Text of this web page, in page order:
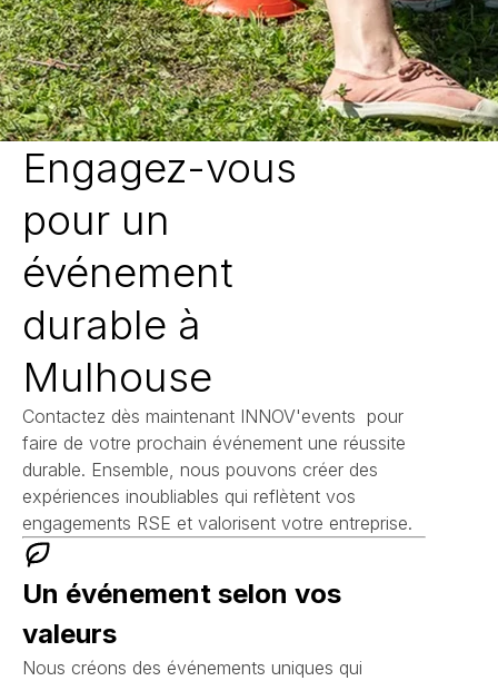
Engagez-vous
pour un
événement
durable à
Mulhouse
Contactez dès maintenant INNOV'events pour
faire de votre prochain événement une réussite
durable. Ensemble, nous pouvons créer des
expériences inoubliables qui reflètent vos
engagements RSE et valorisent votre entreprise.
Un événement selon vos
valeurs
Nous créons des événements uniques qui